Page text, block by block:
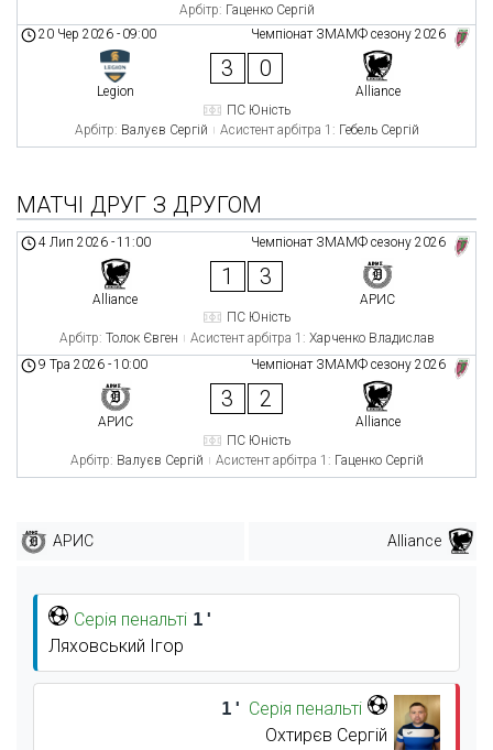
Арбітр: Гаценко Сергій
Чемпіонат ЗМАМФ сезону 2026
20 Чер 2026 - 09:00
Legion
3 0
Alliance
ПС Юність
Арбітр: Валуєв Сергій Асистент арбітра 1: Гебель Сергій
МАТЧІ ДРУГ З ДРУГОМ
Чемпіонат ЗМАМФ сезону 2026
4 Лип 2026 -11:00
Alliance
1 3
АРИС
ПС Юність
Арбітр: Толок Євген Асистент арбітра 1: Харченко Владислав
Чемпіонат ЗМАМФ сезону 2026
9 Тра 2026 -10:00
АРИС
3 2
Alliance
ПС Юність
Арбітр: Валуєв Сергій Асистент арбітра 1: Гаценко Сергій
АРИС Alliance
Серія пенальті 1'
Ляховський Ігор
1' Серія пенальті
Охтирєв Сергій